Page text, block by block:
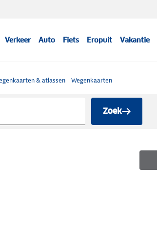
Verkeer Auto Fiets Eropuit Vakantie
& atlassen Wegenkaarten
Zoek